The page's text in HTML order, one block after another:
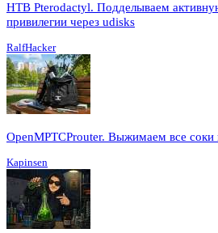
HTB Pterodactyl. Подделываем
привилегии через udisks
RalfHacker
OpenMPTCProuter. Выжимаем все соки
Kapinsen